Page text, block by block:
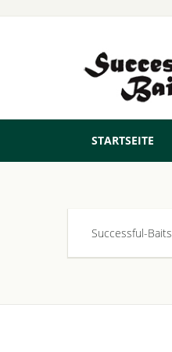
STARTSEITE
Successful-Baits